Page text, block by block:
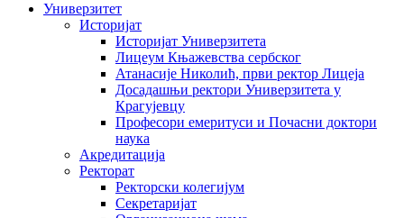
Универзитет
Историјат
Историјат Универзитета
Лицеум Књажевства сербског
Атанасије Николић, први ректор Лицеја
Досадашњи ректори Универзитета у
Крагујевцу
Професори емеритуси и Почасни доктори
наука
Акредитација
Ректорат
Ректорски колегијум
Секретаријат